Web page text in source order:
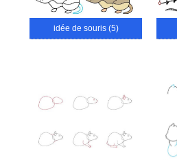
idée de souris (5)